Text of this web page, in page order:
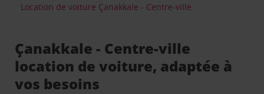
Location de voiture Çanakkale - Centre-ville
Çanakkale - Centre-ville
location de voiture, adaptée à
vos besoins